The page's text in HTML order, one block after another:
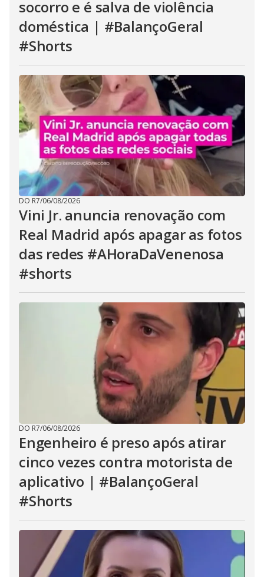
socorro e é salva de violência
doméstica | #BalançoGeral
#Shorts
DO R7/06/08/2026
Vini Jr. anuncia renovação com
Real Madrid após apagar as fotos
das redes #AHoraDaVenenosa
#shorts
DO R7/06/08/2026
Engenheiro é preso após atirar
cinco vezes contra motorista de
aplicativo | #BalançoGeral
#Shorts